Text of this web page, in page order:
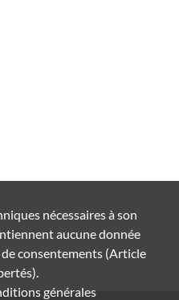
nécessaires à son
aucune donnée
consentements (Article
générales